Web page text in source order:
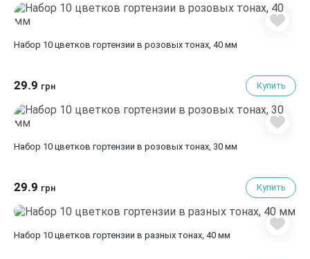
Набор 10 цветков гортензии в розовых тонах, 40 мм
29.9 грн Купить
Набор 10 цветков гортензии в розовых тонах, 30 мм
29.9 грн Купить
Набор 10 цветков гортензии в разных тонах, 40 мм